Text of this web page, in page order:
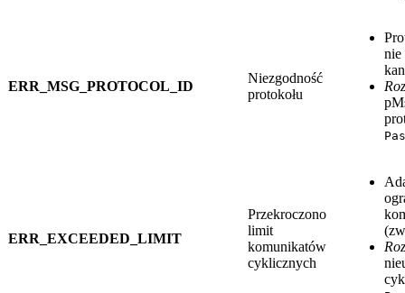
ERR_MSG_PROTOCOL_ID
Niezgodność
protokołu
nie
ERR_EXCEEDED_LIMIT
Przekroczono
limit
komunikatów
cyklicznych